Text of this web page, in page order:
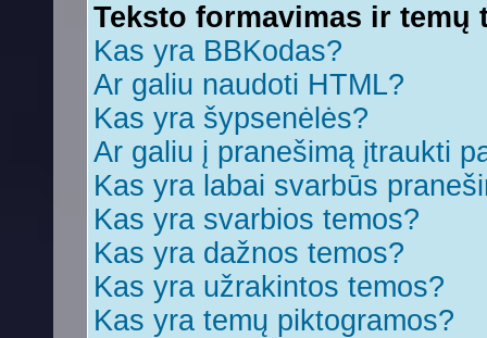
Teksto formavimas ir temų
Kas yra BBKodas?
Ar galiu naudoti HTML?
Kas yra šypsenėlės?
Ar galiu į pranešimą įtraukti
Kas yra labai svarbūs
Kas yra svarbios temos?
Kas yra dažnos temos?
Kas yra užrakintos temos?
Kas yra temų piktogramos?